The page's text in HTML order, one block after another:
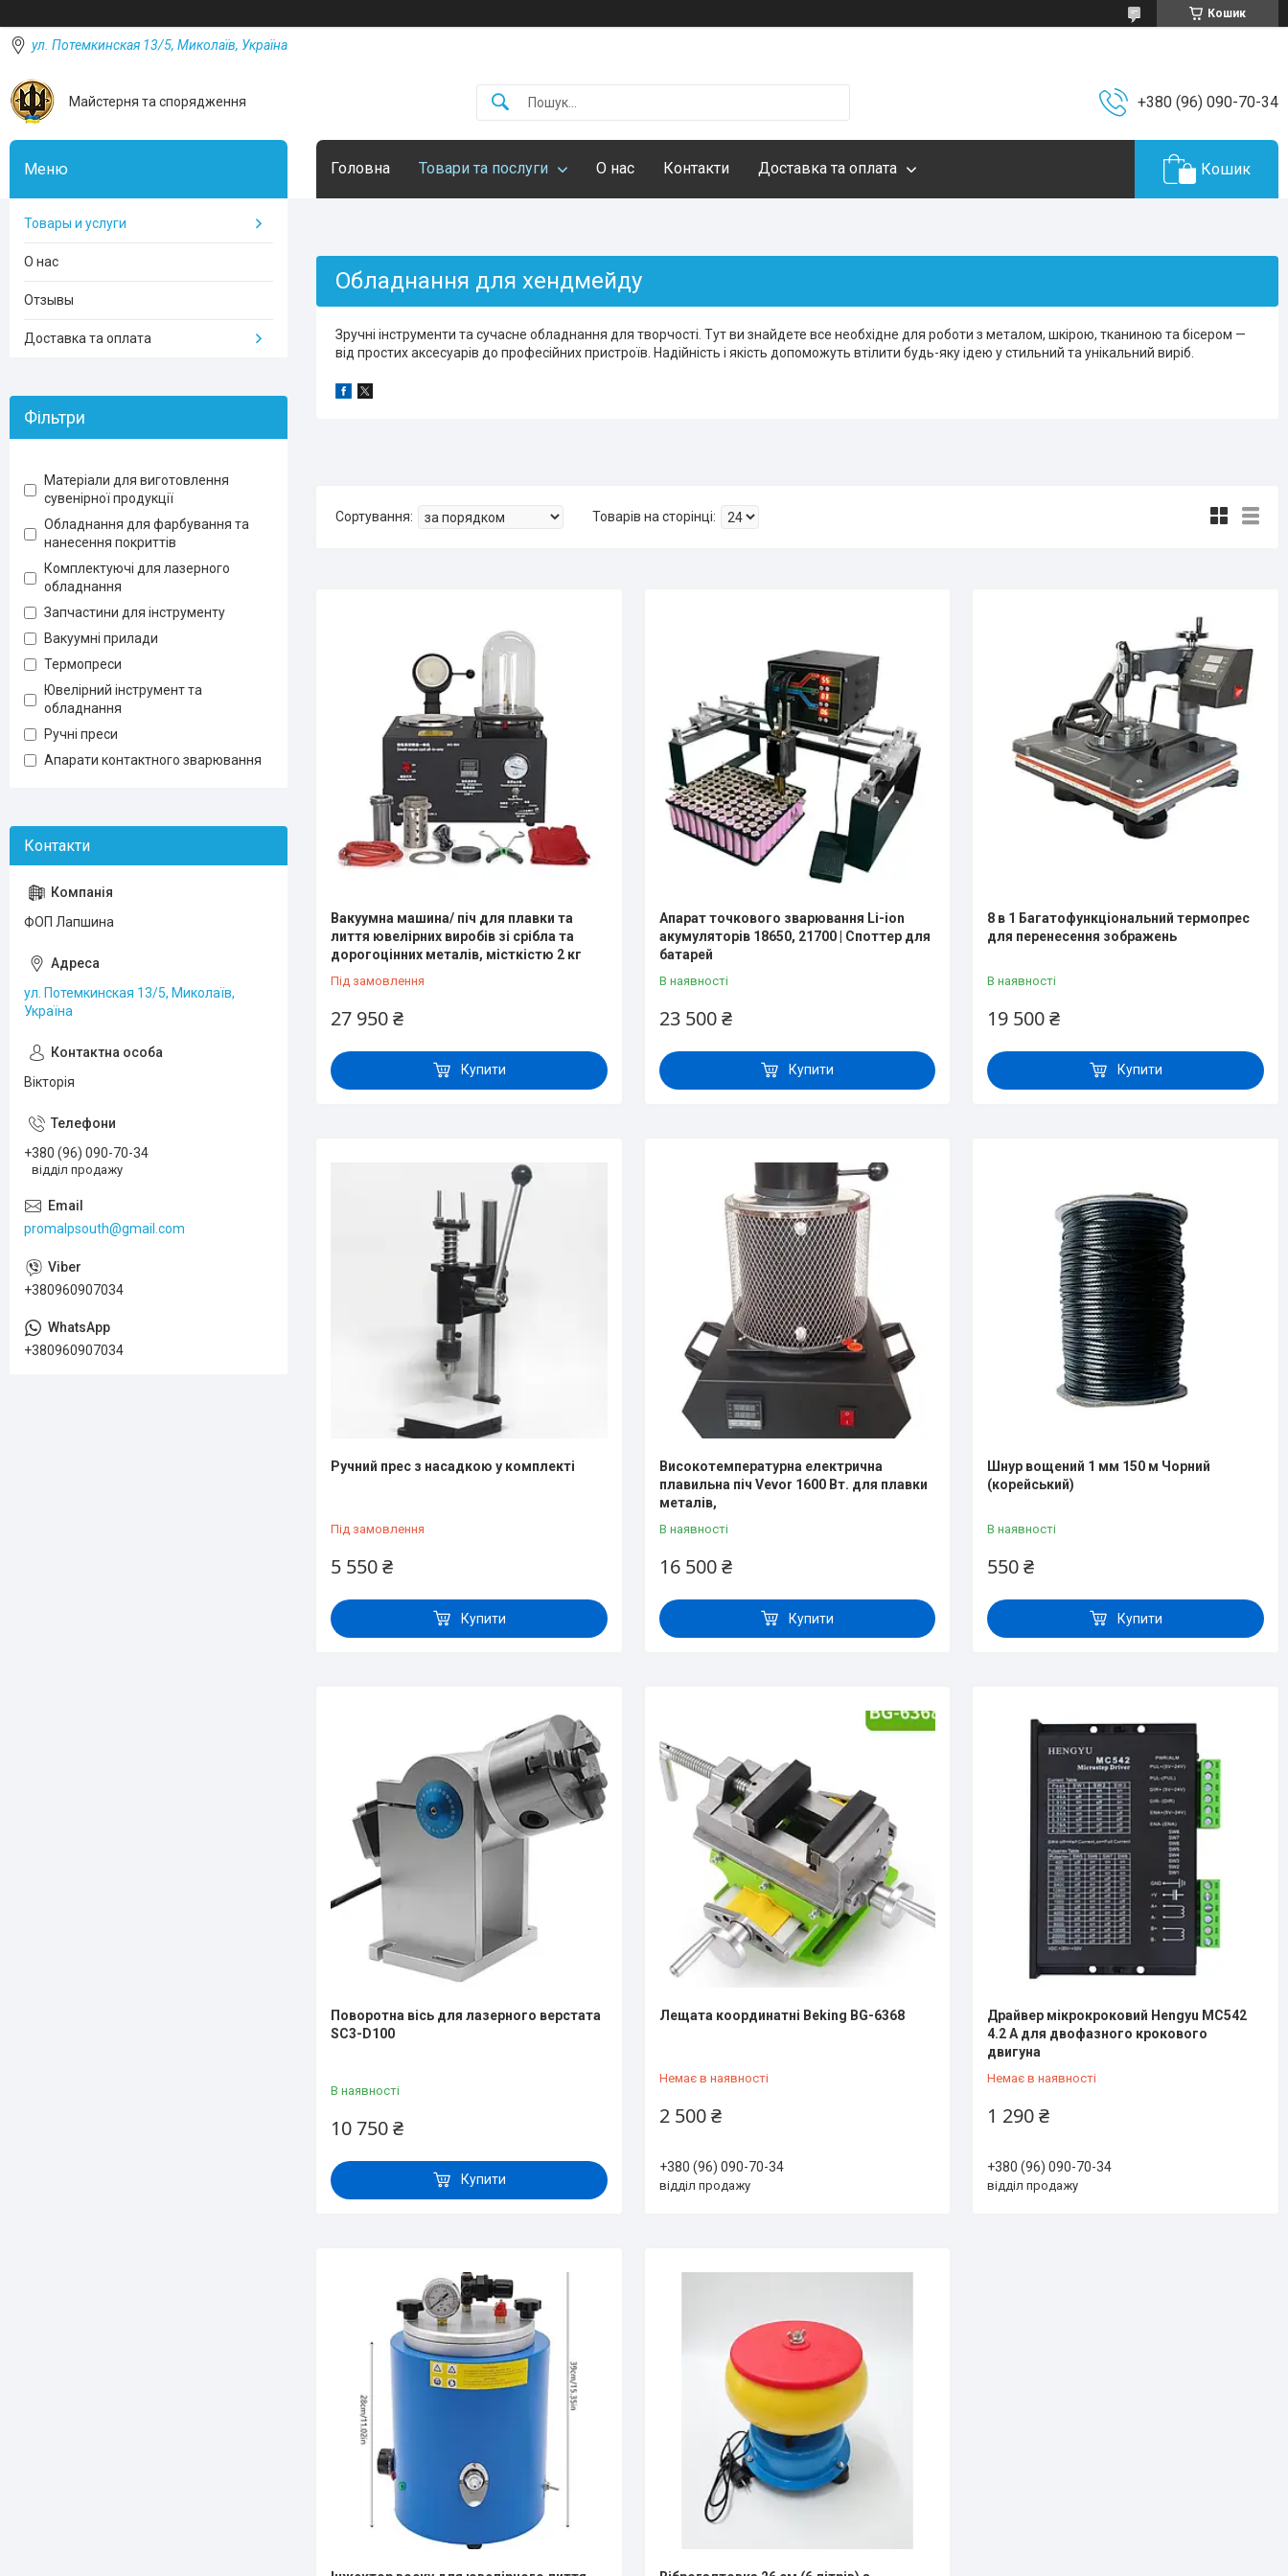
Кошик
ул. Потемкинская 13/5, Миколаїв, Україна
Майстерня та спорядження +380 (96) 090-70-34
Головна Товари та послуги О нас Контакти Доставка та оплата Кошик
Обладнання для хендмейду
Зручні інструменти та сучасне обладнання для творчості. Тут ви знайдете все необхідне для роботи з металом, шкірою, тканиною та бісером —
від простих аксесуарів до професійних пристроїв. Надійність і якість допоможуть втілити будь-яку ідею у стильний та унікальний виріб.
Вакуумна машина/ піч для плавки та
лиття ювелірних виробів зі срібла та
дорогоцінних металів, місткістю 2 кг
Під замовлення
27 950 ₴
Купити
Апарат точкового зварювання Li-ion
акумуляторів 18650, 21700 | Споттер для
батарей
В наявності
23 500 ₴
Купити
8 в 1 Багатофункціональний термопрес
для перенесення зображень
В наявності
19 500 ₴
Купити
Ручний прес з насадкою у комплекті
Під замовлення
5 550 ₴
Купити
Високотемпературна електрична
плавильна піч Vevor 1600 Вт. для плавки
металів,
В наявності
16 500 ₴
Купити
Шнур вощений 1 мм 150 м Чорний
(корейський)
В наявності
550 ₴
Купити
Поворотна вісь для лазерного верстата
SC3-D100
В наявності
10 750 ₴
Купити
Лещата координатні Beking BG-6368
Немає в наявності
2 500 ₴
+380 (96) 090-70-34
відділ продажу
Драйвер мікрокроковий Hengyu MC542
4.2 А для двофазного крокового
двигуна
Немає в наявності
1 290 ₴
+380 (96) 090-70-34
відділ продажу
Товары и услуги
О нас
Отзывы
Доставка та оплата
Фільтри
Матеріали для виготовлення
сувенірної продукції
Обладнання для фарбування та
нанесення покриттів
Комплектуючі для лазерного
обладнання
Запчастини для інструменту
Вакуумні прилади
Термопреси
Ювелірний інструмент та
обладнання
Ручні преси
Апарати контактного зварювання
ФОП Лапшина
ул. Потемкинская 13/5, Миколаїв,
Україна
Вікторія
+380 (96) 090-70-34
відділ продажу
promalpsouth@gmail.com
+380960907034
+380960907034